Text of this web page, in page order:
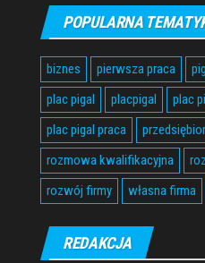
POPULARNA
biznes pierwsza praca
plac pigal
placpigal
plac
plac pigal praca
rozmowa kwalifikacyjna
rozwój firmy
własna firma
REDAKCJA